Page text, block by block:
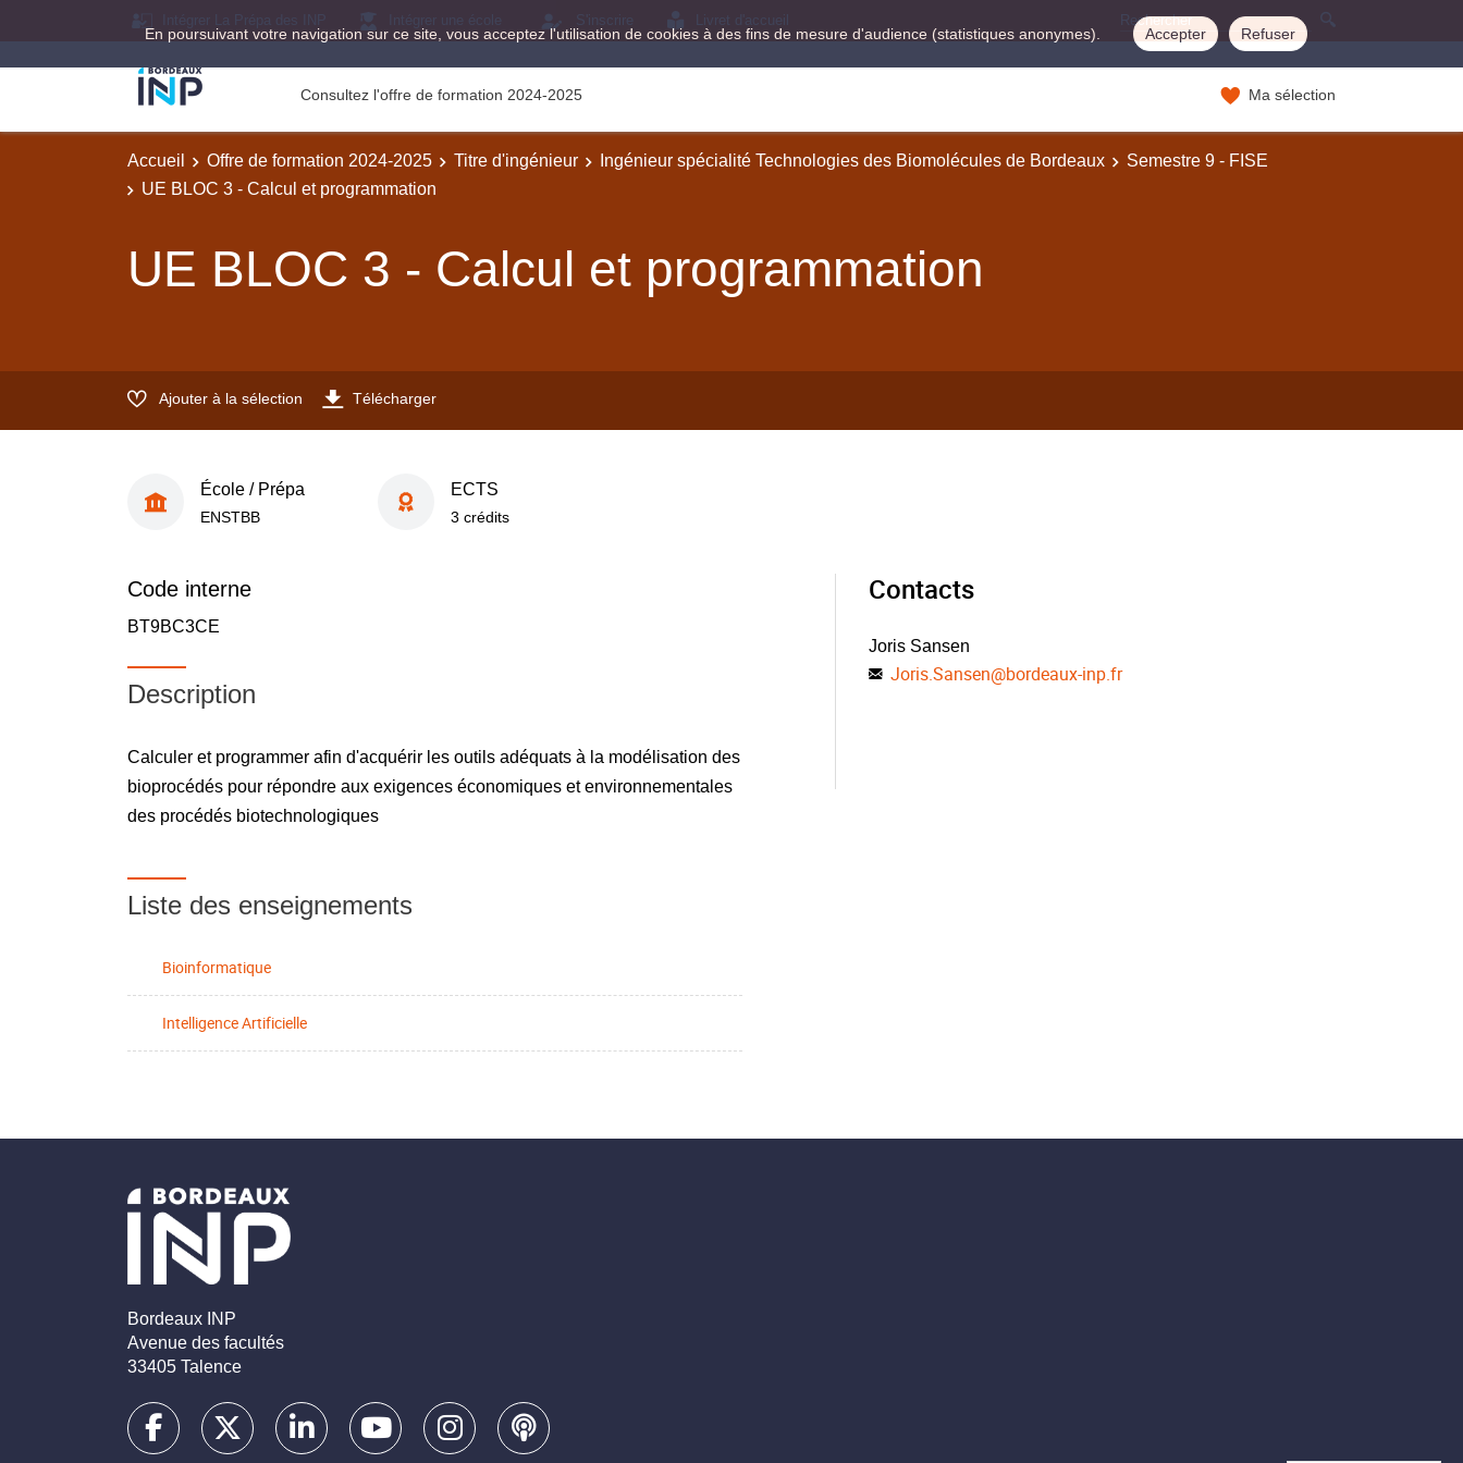
En poursuivant votre navigation sur ce site, vous acceptez l'utilisation de cookies à des fins de mesure d'audience (statistiques anonymes). Accepter Refuser
Intégrer La Prépa des INP Intégrer une école S'inscrire Livret d'accueil
Consultez l'offre de formation 2024-2025 Ma sélection
Accueil Offre de formation 2024-2025 Titre d'ingénieur Ingénieur spécialité Technologies des Biomolécules de Bordeaux
Semestre 9 - FISE
UE BLOC 3 - Calcul et programmation
UE BLOC 3 - Calcul et programmation
Ajouter à la sélection Télécharger
École / Prépa
ENSTBB
ECTS
3 crédits
Code interne
BT9BC3CE
Description
Calculer et programmer afin d'acquérir les outils adéquats à la modélisation des
bioprocédés pour répondre aux exigences économiques et environnementales
des procédés biotechnologiques
Liste des enseignements
Bioinformatique
Intelligence Artificielle
Contacts
Joris Sansen
Joris.Sansen@bordeaux-inp.fr
Bordeaux INP
Avenue des facultés
33405 Talence